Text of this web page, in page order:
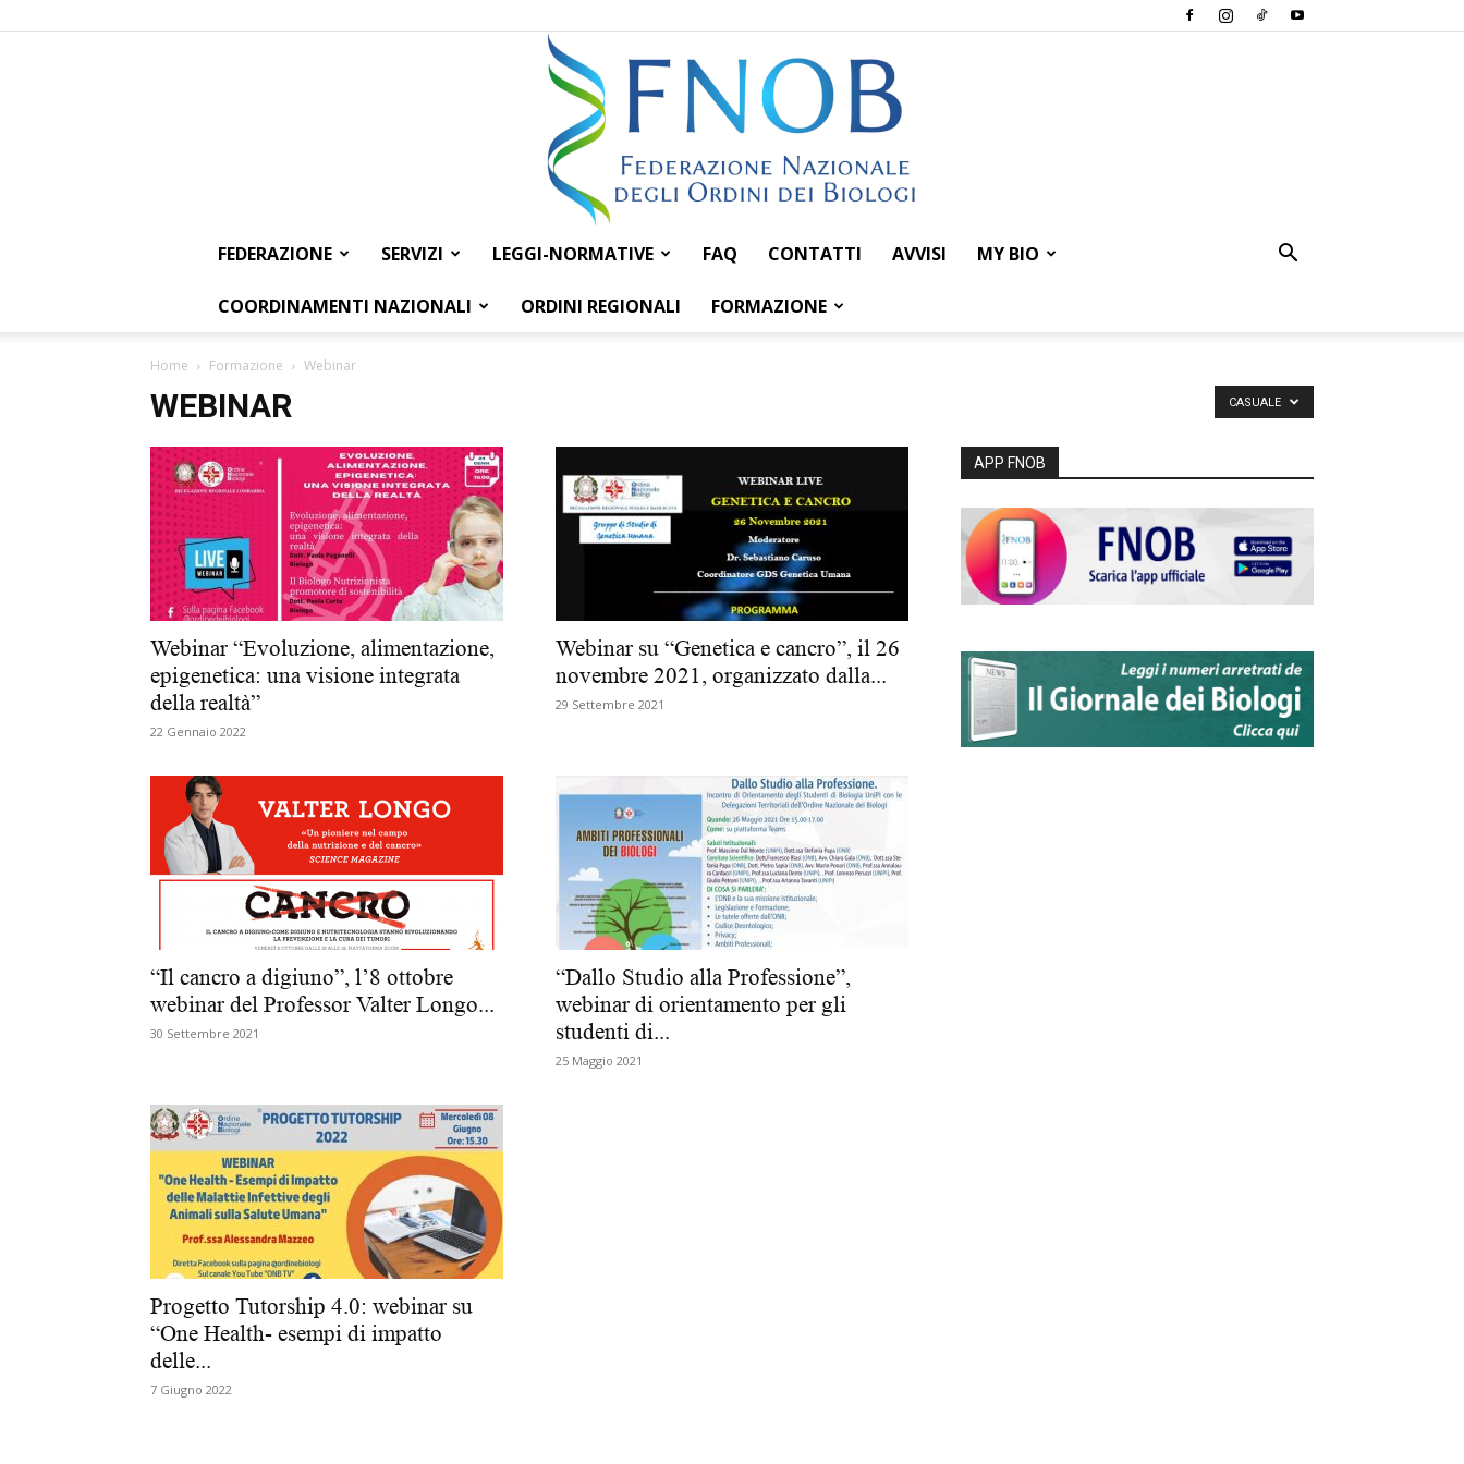
Federazione
degli
dei
Biologi
FEDERAZIONE SERVIZI LEGGI-NORMATIVE FAQ CONTATTI AVVISI MY BIO
COORDINAMENTI NAZIONALI ORDINI REGIONALI FORMAZIONE
Home Formazione Webinar
WEBINAR CASUALE
Webinar “Evoluzione, alimentazione,
epigenetica: una visione integrata
della realtà”
22 Gennaio 2022
Webinar su “Genetica e cancro”, il 26
novembre 2021, organizzato dalla...
29 Settembre 2021
“Il cancro a digiuno”, l’8 ottobre
webinar del Professor Valter Longo...
30 Settembre 2021
“Dallo Studio alla Professione”,
webinar di orientamento per gli
studenti di...
25 Maggio 2021
Progetto Tutorship 4.0: webinar su
“One Health- esempi di impatto
delle...
7 Giugno 2022
APP FNOB